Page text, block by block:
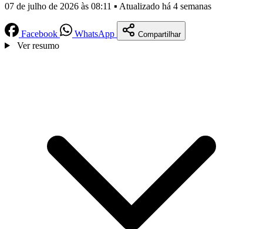
07 de julho de 2026 às 08:11 ▪ Atualizado há 4 semanas
Facebook WhatsApp Compartilhar
Ver resumo